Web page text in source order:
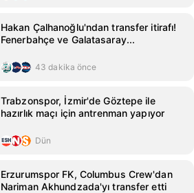
Hakan Çalhanoğlu'ndan transfer itirafı!
Fenerbahçe ve Galatasaray...
43 dakika önce
Trabzonspor, İzmir'de Göztepe ile
hazırlık maçı için antrenman yapıyor
Dün
Erzurumspor FK, Columbus Crew'dan
Nariman Akhundzada'yı transfer etti